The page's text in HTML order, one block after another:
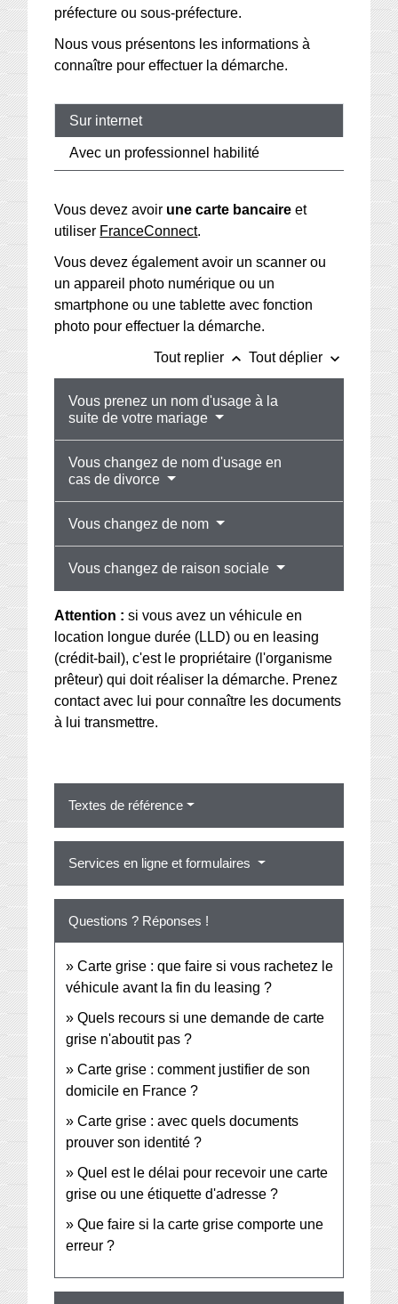
préfecture ou sous-préfecture.
Nous vous présentons les informations à
connaître pour effectuer la démarche.
Sur internet
Avec un professionnel habilité
Vous devez avoir une carte bancaire et
utiliser FranceConnect.
Vous devez également avoir un scanner ou
un appareil photo numérique ou un
smartphone ou une tablette avec fonction
photo pour effectuer la démarche.
Tout replier keyboard_arrow_up Tout déplier keyboard_arrow_down
Vous prenez un nom d'usage à la
suite de votre mariage
Vous changez de nom d'usage en
cas de divorce
Vous changez de nom
Vous changez de raison sociale
Attention : si vous avez un véhicule en
location longue durée (LLD) ou en leasing
(crédit-bail), c'est le propriétaire (l'organisme
prêteur) qui doit réaliser la démarche. Prenez
contact avec lui pour connaître les documents
à lui transmettre.
Textes de référence
Services en ligne et formulaires
Questions ? Réponses !
Carte grise : que faire si vous rachetez le
véhicule avant la fin du leasing ?
Quels recours si une demande de carte
grise n'aboutit pas ?
Carte grise : comment justifier de son
domicile en France ?
Carte grise : avec quels documents
prouver son identité ?
Quel est le délai pour recevoir une carte
grise ou une étiquette d'adresse ?
Que faire si la carte grise comporte une
erreur ?